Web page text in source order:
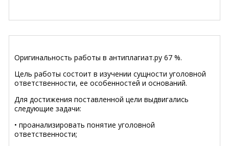
Оригинальность работы в антиплагиат.ру 67 %.
Цель работы состоит в изучении сущности уголовной
ответственности, ее особенностей и оснований.
Для достижения поставленной цели выдвигались
следующие задачи:
• проанализировать понятие уголовной
ответственности;